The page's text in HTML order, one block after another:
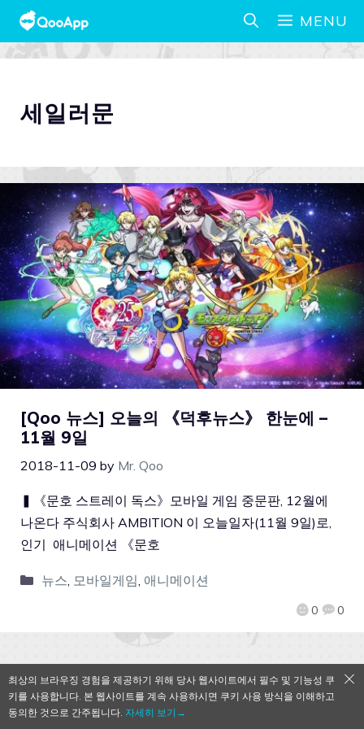
MENU
세일러문
[Qoo 뉴스] 오늘의 《덕후뉴스》 한눈에 –
11월 9일
2018-11-09 by Mr. Qoo
0 0
▍《문호 스트레이 독스》모바일 게임 중문판, 12월에
나온다 주식회사 AMBITION 이 오늘일자(11월 9일)로,
인기 애니메이션 《문호
뉴스, 모바일게임, 애니메이션
QooApp Limited © 2026
최상의 브라우징 경험을 제공하기 위해 당사 웹사이트에서 필수 및 기능성 쿠
키를 사용합니다. 본 웹사이트를 계속 사용하시면 쿠키 사용 방식을 이해하고
동의한 것으로 간주됩니다. 자세히 보기→